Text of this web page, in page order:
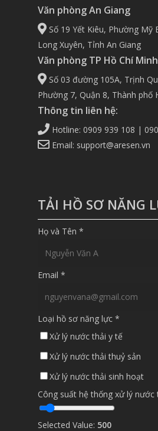
Văn phòng An Giang
Số 19 Yết Kiêu, Phường Mỹ
Long Xuyên, Tỉnh An Giang
Văn phòng TP Hồ Chí Minh
Số 03 đường 105A, Trịnh
Phường 7, Quận 8, Thành phố
Thông tin liên hệ:
Hotline: 0909 939 108 |
Email: support@aresen.vn
TẢI HỒ SƠ NĂNG
Họ và Tên *
Email *
Loại hồ sơ năng lực *
Xử lý nước thải y tế
Xử lý nước thải thuỷ sản
Xử lý nước thải sinh hoạt
Công suất hệ thống xử lý nước
Selected Value: 500